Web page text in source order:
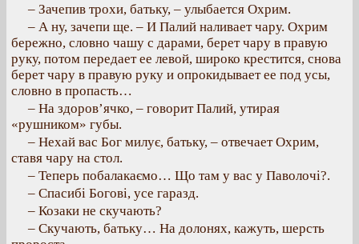
– Зачепив трохи, батьку, – улыбается Охрим.
– А ну, зачепи ще. – И Палий наливает чару. Охрим
бережно, словно чашу с дарами, берет чару в правую
руку, потом передает ее левой, широко крестится, снова
берет чару в правую руку и опрокидывает ее под усы,
словно в пропасть…
– На здоров’ячко, – говорит Палий, утирая
«рушником» губы.
– Нехай вас Бог милує, батьку, – отвечает Охрим,
ставя чару на стол.
– Теперь побалакаємо… Що там у вас у Паволочі?.
– Спасибі Богові, усе гаразд.
– Козаки не скучають?
– Скучають, батьку… На долонях, кажуть, шерсть